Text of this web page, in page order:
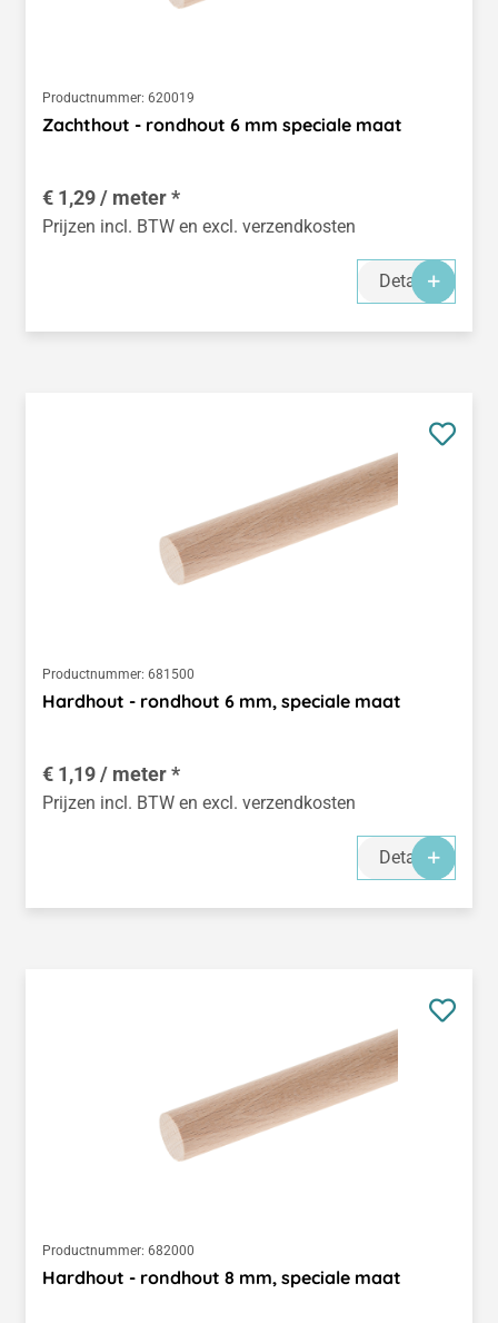
Productnummer: 620019
Zachthout - rondhout 6 mm speciale maat
€ 1,29 / meter *
Prijzen incl. BTW en excl. verzendkosten
Details
Productnummer: 681500
Hardhout - rondhout 6 mm, speciale maat
€ 1,19 / meter *
Prijzen incl. BTW en excl. verzendkosten
Details
Productnummer: 682000
Hardhout - rondhout 8 mm, speciale maat